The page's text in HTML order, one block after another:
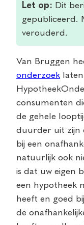
Let op: Dit
gepubliceerd.
verouderd.
Van Bruggen
onderzoek
consumenten
de gehele
duurder uit zijn
bij een
natuurlijk ook
is dat uw eigen
een hypotheek
heeft en goed
de